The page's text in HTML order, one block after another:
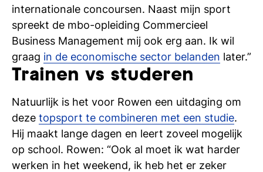
internationale concoursen. Naast mijn sport
spreekt de mbo-opleiding Commercieel
Business Management mij ook erg aan. Ik wil
graag in de economische sector belanden later.”
Trainen vs studeren
Natuurlijk is het voor Rowen een uitdaging om
deze topsport te combineren met een studie.
Hij maakt lange dagen en leert zoveel mogelijk
op school. Rowen: “Ook al moet ik wat harder
werken in het weekend, ik heb het er zeker